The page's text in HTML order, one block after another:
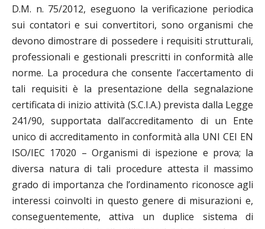
D.M. n. 75/2012, eseguono la verificazione periodica
sui contatori e sui convertitori, sono organismi che
devono dimostrare di possedere i requisiti strutturali,
professionali e gestionali prescritti in conformità alle
norme. La procedura che consente l’accertamento di
tali requisiti è la presentazione della segnalazione
certificata di inizio attività (S.C.I.A.) prevista dalla Legge
241/90, supportata dall’accreditamento di un Ente
unico di accreditamento in conformità alla UNI CEI EN
ISO/IEC 17020 – Organismi di ispezione e prova; la
diversa natura di tali procedure attesta il massimo
grado di importanza che l’ordinamento riconosce agli
interessi coinvolti in questo genere di misurazioni e,
conseguentemente, attiva un duplice sistema di